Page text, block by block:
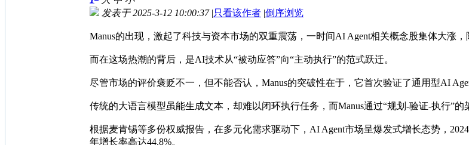
发表于 2025-3-12 10:00:37 |只看该作者 |倒序浏览
Manus的出现，激起了科技与资本市场的双重震荡，一时间AI Agent相关概念股集体大涨
而在这场热潮的背后，是AI技术从“被动应答”向“主动执行”的范式跃迁。
尽管市场的评价褒贬不一，但不能否认，Manus的突破性在于，它首次验证了通用型AI
传统的大语言模型虽能生成文本，却难以闭环执行任务，而Manus通过“规划-验证-执行”
根据麦肯锡等多份权威报告，在多元化需求驱动下，AI Agent市场呈爆发式增长态势，
年增长率高达44.8%。